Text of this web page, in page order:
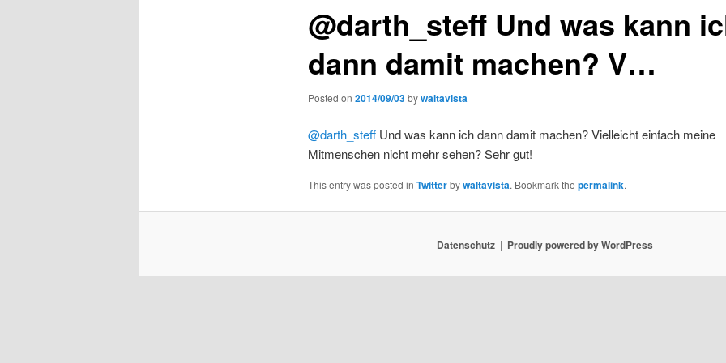
@darth_steff Und was kann
dann damit machen? V…
Posted on 2014/09/03bywaltavista
@darth_steffUnd was kann ich dann damit machen? Vielleicht einfach meine
Mitmenschen nicht mehr sehen? Sehr gut!
This entry was posted in Twitterbywaltavista. Bookmark the permalink.
Datenschutz Proudly powered by WordPress